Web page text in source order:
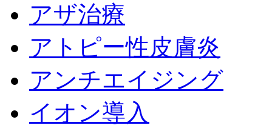
アザ治療
アトピー性皮膚炎
アンチエイジング
イオン導入